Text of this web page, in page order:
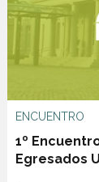
ENCUENTRO
1º
Egresados